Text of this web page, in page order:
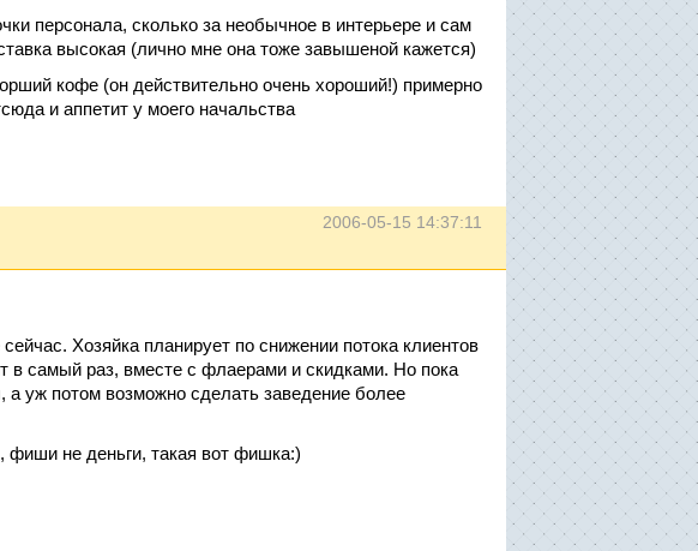
персонала, сколько за необычное в интерьере и сам
высокая (лично мне она тоже завышеной кажется)
кофе (он действительно очень хороший!) примерно
и аппетит у моего начальства
2006-05-15 14:37:11
Хозяйка планирует по снижении потока клиентов
в самый раз, вместе с флаерами и скидками. Но пока
уж потом возможно сделать заведение более
фиши не деньги, такая вот фишка:)